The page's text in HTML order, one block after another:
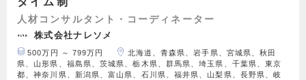
人材コンサルタント・コーディネーター
株式会社ナレソメ
500万円 ～ 799万円
北海道、青森県、岩手県、宮城県、秋田
県、山形県、福島県、茨城県、栃木県、群馬県、埼玉県、千葉県、東京
都、神奈川県、新潟県、富山県、石川県、福井県、山梨県、長野県、岐